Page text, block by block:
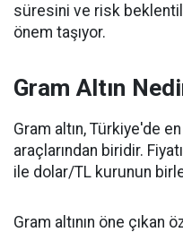
süresini ve risk
önem taşıyor.
Gram Altın
Gram altın, Türkiye'de en
araçlarından biridir.
ile dolar/TL kurunun
Gram altının öne çıkan